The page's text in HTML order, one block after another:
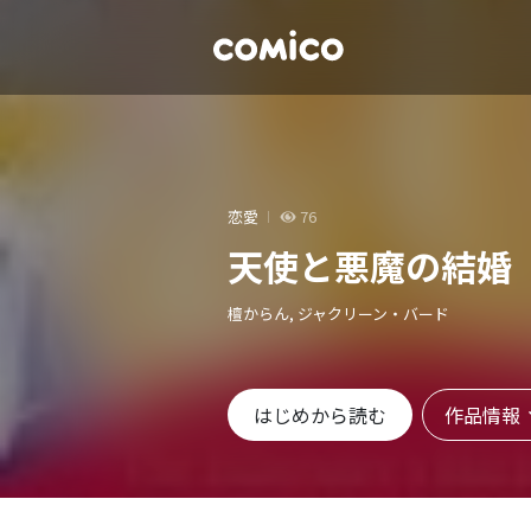
恋愛 76
天使と悪魔の結婚
檀からん, ジャクリーン・バード
はじめから読む 作品情報